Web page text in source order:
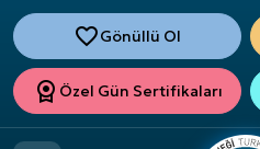
Gönüllü Ol
Özel Gün Sertifikaları